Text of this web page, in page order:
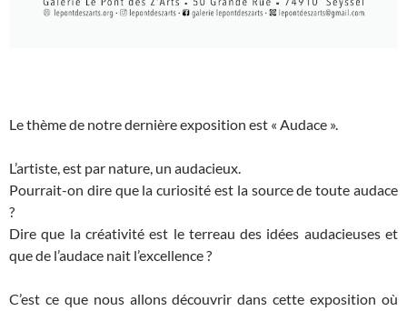
Le thème de notre dernière exposition est « Audace ».
L’artiste, est par nature, un audacieux.
Pourrait-on dire que la curiosité est la source de toute audace
?
Dire que la créativité est le terreau des idées audacieuses et
que de l’audace nait l’excellence ?
C’est ce que nous allons découvrir dans cette exposition où